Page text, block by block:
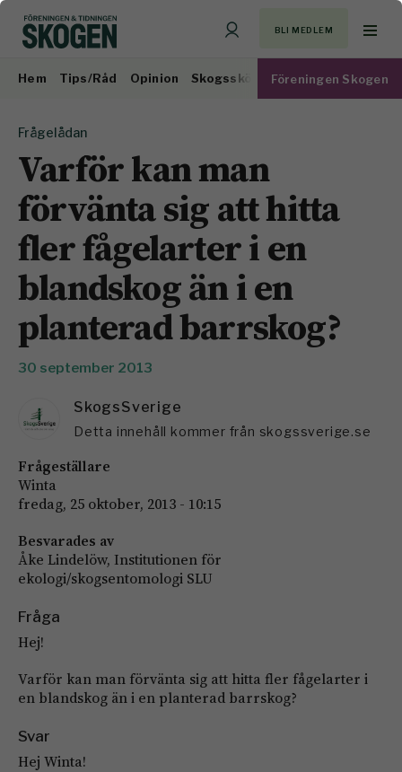
BLI MEDLEM
Hem Tips/Råd Opinion Skogsskötsel Virkesmarknad
Föreningen Skogen
Frågelådan
Varför kan man
förvänta sig att hitta
fler fågelarter i en
blandskog än i en
planterad barrskog?
30 september 2013
SkogsSverige
Detta innehåll kommer från skogssverige.se
Frågeställare
Winta
fredag, 25 oktober, 2013 - 10:15
Besvarades av
Åke Lindelöw, Institutionen för
ekologi/skogsentomologi SLU
Fråga
Hej!
Varför kan man förvänta sig att hitta fler fågelarter i
en blandskog än i en planterad barrskog?
Svar
Hej Winta!